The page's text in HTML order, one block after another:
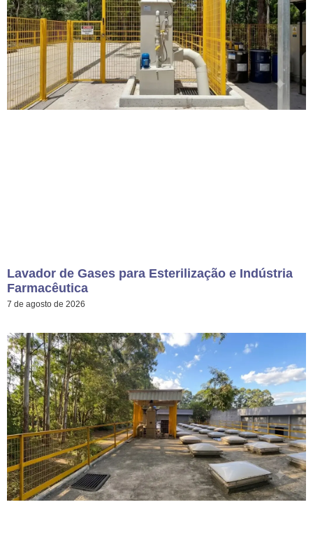
Lavador de Gases para Esterilização e Indústria
Farmacêutica
7 de agosto de 2026